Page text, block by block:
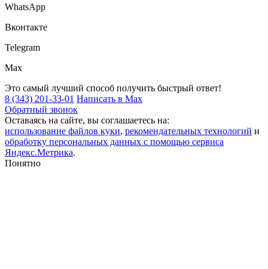
WhatsApp
Вконтакте
Telegram
Max
Это самый лучший способ получить быстрый ответ!
8 (343) 201-33-01 Написать в Max
Обратный звонок
Оставаясь на сайте, вы соглашаетесь на:
использование файлов куки, рекомендательных технологий и
обработку персональных данных с помощью сервиса
Яндекс.Метрика.
Понятно